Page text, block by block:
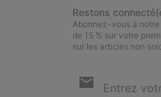
Restons
Abonnez-vous à
de 15 % sur votre
sur les articles non
par